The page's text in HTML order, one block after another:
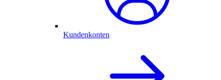
Kundenkonten